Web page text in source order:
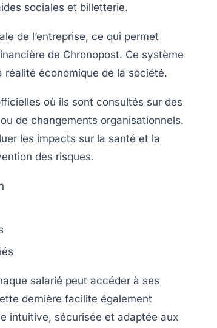
sociales et billetterie.
de l’entreprise, ce qui permet
de Chronopost. Ce système
économique de la société.
où ils sont consultés sur des
de changements organisationnels.
les impacts sur la santé et la
des risques.
salarié peut accéder à ses
dernière facilite également
intuitive, sécurisée et adaptée aux